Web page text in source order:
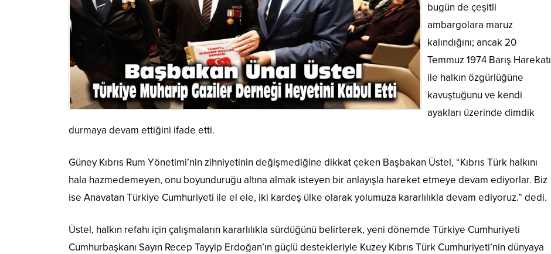
bugün de çeşitli
ambargolara maruz
kalındığını; ancak 20
Temmuz 1974 Barış Harekatı
ile halkın özgürlüğüne
kavuştuğunu ve kendi
ayakları üzerinde dimdik
durmaya devam ettiğini ifade etti.
Güney Kıbrıs Rum Yönetimi’nin zihniyetinin değişmediğine dikkat çeken Başbakan Üstel, “Kıbrıs Türk halkını
hala hazmedemeyen, onu boyunduruğu altına almak isteyen bir anlayışla hareket etmeye devam ediyorlar. Biz
ise Anavatan Türkiye Cumhuriyeti ile el ele, iki kardeş ülke olarak yolumuza kararlılıkla devam ediyoruz.” dedi.
Üstel, halkın refahı için çalışmaların kararlılıkla sürdüğünü belirterek, yeni dönemde Türkiye Cumhuriyeti
Cumhurbaşkanı Sayın Recep Tayyip Erdoğan’ın güçlü destekleriyle Kuzey Kıbrıs Türk Cumhuriyeti’nin dünyaya